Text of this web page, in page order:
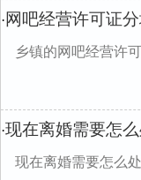
· 网吧经营许可证
乡镇的网吧经营许
·现在离婚需要怎
现在离婚需要怎么